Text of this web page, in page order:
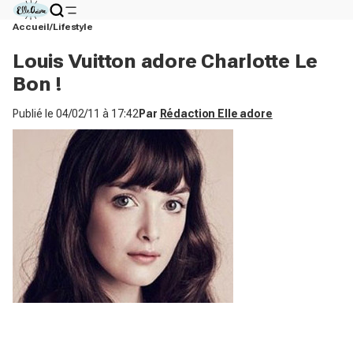
Accueil Lifestyle
Louis Vuitton adore Charlotte Le
Bon !
Publié le 04/02/11 à 17:42 Par Rédaction Elle adore